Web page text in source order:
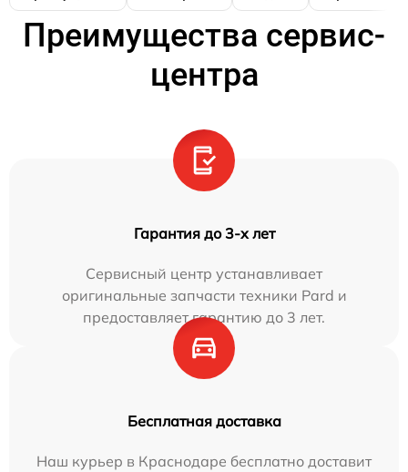
Преимущества сервис-
центра
Гарантия до 3-х лет
Сервисный центр устанавливает
оригинальные запчасти техники Pard и
предоставляет гарантию до 3 лет.
Бесплатная доставка
Наш курьер в Краснодаре бесплатно доставит